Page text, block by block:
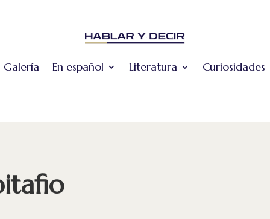
Galería En español Literatura Curiosidades